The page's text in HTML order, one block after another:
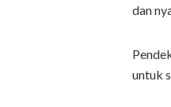
dan
untuk